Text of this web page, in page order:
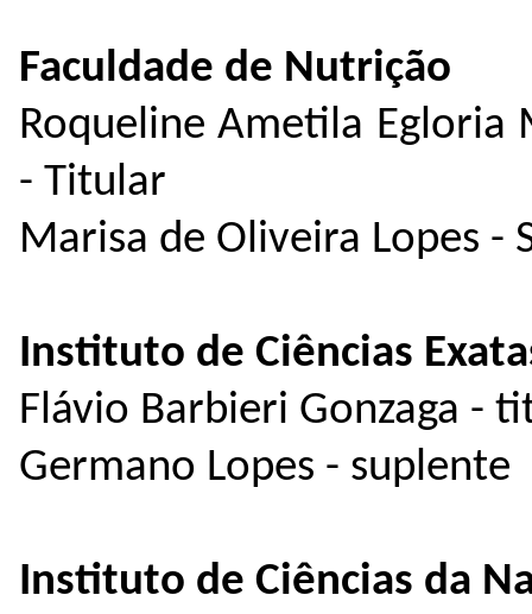
Faculdade de Nutrição
Roqueline Ametila Egloria
- Titular
Marisa de Oliveira Lopes -
Instituto de Ciências
Flávio Barbieri Gonzaga -
Germano Lopes - suplente
Instituto de Ciências da